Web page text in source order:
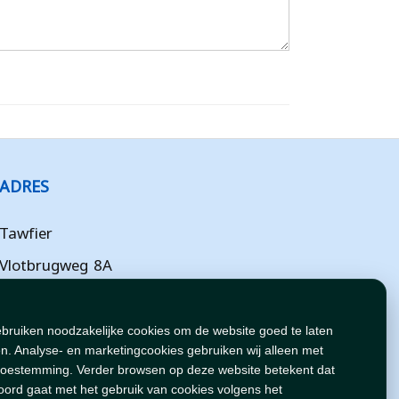
noodzakelijke cookies om de website goed te laten
Analyse- en marketingcookies gebruiken wij alleen met
Verder browsen op deze website betekent dat
gaat met het gebruik van cookies volgens het
ADRES
Tawfier
Vlotbrugweg 8A
Flevoland
NL